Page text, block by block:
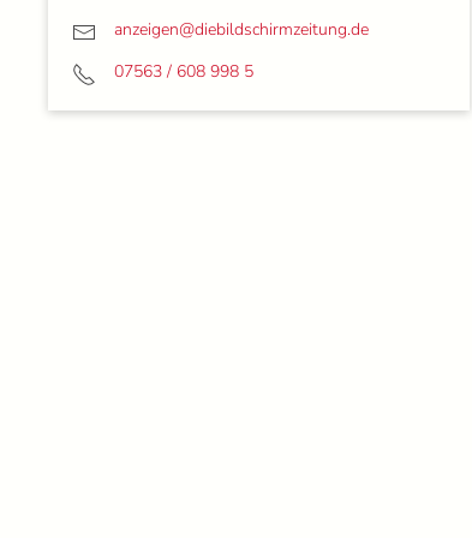
anzeigen@diebildschirmzeitung.de
07563 / 608 998 5